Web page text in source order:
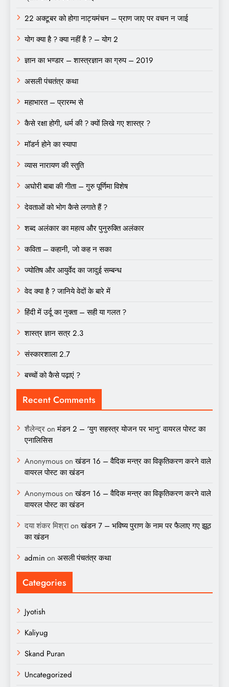
22 अक्टूबर को होगा नाट्यमंचन – प्राण जाए पर वचन न जाई
योग क्या है ? क्या नहीं है ? – योग 2
ज्ञान का भण्डार – शास्त्रज्ञान का ग्रुप – 2019
असली पंचतंत्र कथा
महाभारत – प्रारम्भ से
कैसे रक्षा होगी, धर्म की ? क्यों लिखे गए शास्त्र ?
मॉडर्न होने का स्यापा
व्यास नारायण की स्तुति
अघोरी बाबा की गीता – गुरु पूर्णिमा विशेष
देवताओं को भोग कैसे लगाते हैं ?
शब्द अलंकार का महत्व और पुनुरुक्ति अलंकार
कविता – कहानी, जो कह न सका
ज्योतिष और आयुर्वेद का जादुई सम्बन्ध
वेद क्या है ? जानिये वेदों के बारे में
हिंदी में उर्दू का नुक्ता – सही या गलत ?
शास्त्र ज्ञान सत्र 2.3
संस्कारशाला 2.7
बच्चों को कैसे पढ़ाएं ?
Recent Comments
शैलेन्द्रonमंडन 2 – ‘युग सहस्त्र योजन पर भानु’ वायरल पोस्ट का
एनालिसिस
Anonymousonखंडन 16 – वैदिक मन्त्र का विकृतिकरण करने वाले
वायरल पोस्ट का खंडन
Anonymousonखंडन 16 – वैदिक मन्त्र का विकृतिकरण करने वाले
वायरल पोस्ट का खंडन
दया शंकर मिश्राonखंडन 7 – भविष्य पुराण के नाम पर फैलाए गए झूठ
का खंडन
admin on असली पंचतंत्र कथा
Categories
Jyotish
Kaliyug
Skand Puran
Uncategorized